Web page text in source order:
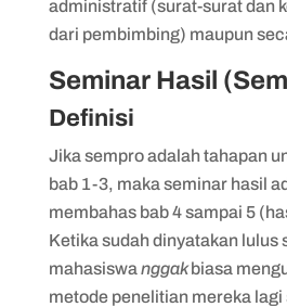
administratif (surat-surat dan
dari pembimbing) maupun
Seminar Hasil
Definisi
Jika sempro adalah tahapan
bab 1-3, maka seminar hasil
membahas bab 4 sampai 5
Ketika sudah dinyatakan lulus
mahasiswa nggakbiasa
metode penelitian mereka